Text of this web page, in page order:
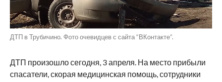
ДТП в Трубичино. Фото очевидцев с сайта “ВКонтакте”.
ДТП произошло сегодня, 3 апреля. На место прибыли
спасатели, скорая медицинская помощь, сотрудники